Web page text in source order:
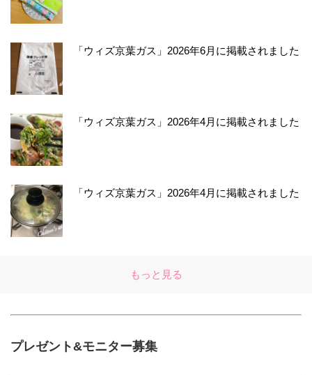
「ウィズ京葉ガス」2026年6月に掲載されました
「ウィズ京葉ガス」2026年4月に掲載されました
「ウィズ京葉ガス」2026年4月に掲載されました
もっと見る
プレゼント&モニター募集